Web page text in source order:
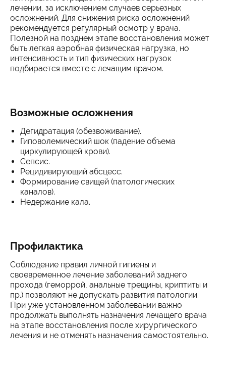
лечении, за исключением случаев серьезных
осложнений. Для снижения риска осложнений
рекомендуется регулярный осмотр у врача.
Полезной на позднем этапе восстановления может
быть легкая аэробная физическая нагрузка, но
интенсивность и тип физических нагрузок
подбирается вместе с лечащим врачом.
Возможные осложнения
Дегидратация (обезвоживание).
Гиповолемический шок (падение объема
циркулирующей крови).
Сепсис.
Рецидивирующий абсцесс.
Формирование свищей (патологических
каналов).
Недержание кала.
Профилактика
Соблюдение правил личной гигиены и
своевременное лечение заболеваний заднего
прохода (геморрой, анальные трещины, криптиты и
пр.) позволяют не допускать развития патологии.
При уже установленном заболевании важно
продолжать выполнять назначения лечащего врача
на этапе восстановления после хирургического
лечения и не отменять назначения самостоятельно.